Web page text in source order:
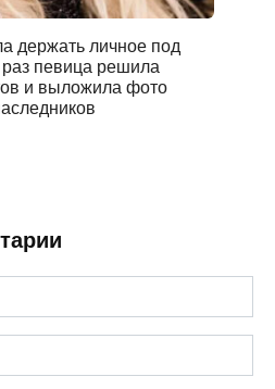
держать личное под
певица решила
и выложила фото